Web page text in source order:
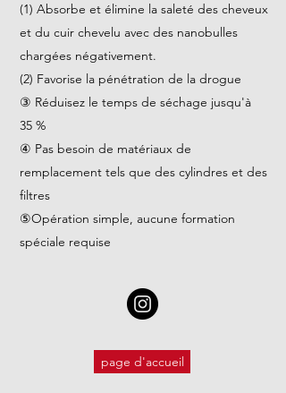
(1) Absorbe et élimine la saleté des cheveux
et du cuir chevelu avec des nanobulles
chargées négativement.
(2) Favorise la pénétration de la drogue
③ Réduisez le temps de séchage jusqu'à
35 %
④ Pas besoin de matériaux de
remplacement tels que des cylindres et des
filtres
⑤Opération simple, aucune formation
spéciale requise
page d'accueil